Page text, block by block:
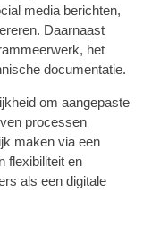
media berichten,
Daarnaast
het
documentatie.
om aangepaste
processen
maken via een
flexibiliteit en
als een digitale